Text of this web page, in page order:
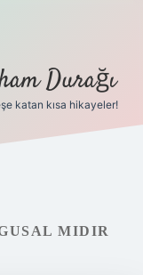
Durağı
katan kısa hikayeler!
MIDIR